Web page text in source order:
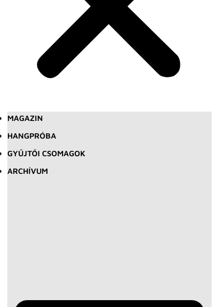
MAGAZIN
HANGPRÓBA
GYŰJTŐI CSOMAGOK
ARCHÍVUM